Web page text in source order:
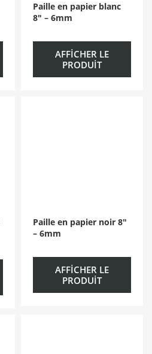
Paille en papier blanc
8″ – 6mm
AFFICHER LE
PRODUIT
Paille en papier noir 8″
– 6mm
AFFICHER LE
PRODUIT